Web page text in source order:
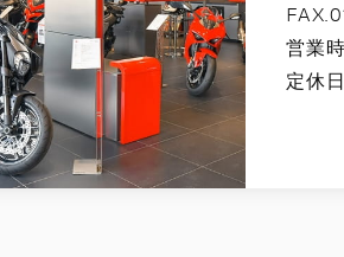
営業
定休